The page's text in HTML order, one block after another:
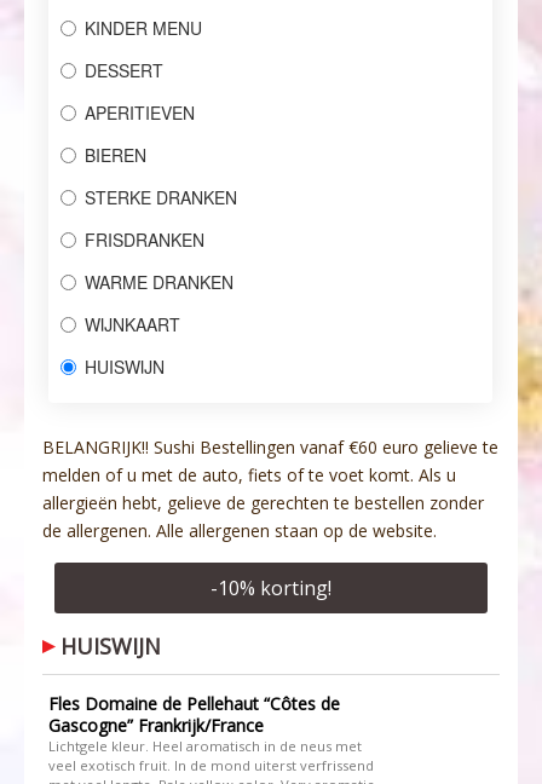
KINDER MENU
DESSERT
APERITIEVEN
BIEREN
STERKE DRANKEN
FRISDRANKEN
WARME DRANKEN
WIJNKAART
HUISWIJN
BELANGRIJK!! Sushi Bestellingen vanaf €60 euro gelieve te
melden of u met de auto, fiets of te voet komt. Als u
allergieën hebt, gelieve de gerechten te bestellen zonder
de allergenen. Alle allergenen staan op de website.
-10% korting!
HUISWIJN
Fles Domaine de Pellehaut “Côtes de
Gascogne” Frankrijk/France
Lichtgele kleur. Heel aromatisch in de neus met
veel exotisch fruit. In de mond uiterst verfrissend